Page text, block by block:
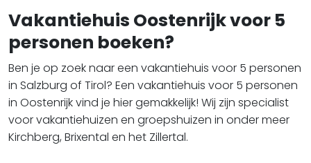
Vakantiehuis Oostenrijk voor 5
personen boeken?
Ben je op zoek naar een vakantiehuis voor 5 personen
in Salzburg of Tirol? Een vakantiehuis voor 5 personen
in Oostenrijk vind je hier gemakkelijk! Wij zijn specialist
voor vakantiehuizen en groepshuizen in onder meer
Kirchberg, Brixental en het Zillertal.